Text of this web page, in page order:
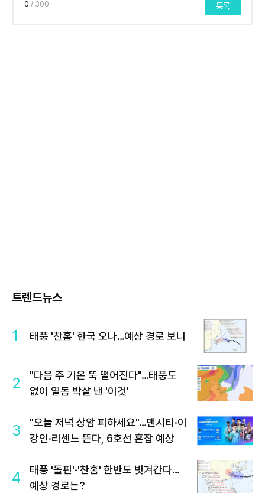
0 / 300 등록
트렌드뉴스
1 태풍 '찬홈' 한국 오나…예상 경로 보니
2
"다음 주 기온 뚝 떨어진다"…태풍도
없이 열돔 박살 낸 '이것'
3
"오늘 저녁 상암 피하세요"…맨시티·이
강인·리센느 뜬다, 6호선 혼잡 예상
4
태풍 '돌핀'·'찬홈' 한반도 빗겨간다…
예상 경로는?